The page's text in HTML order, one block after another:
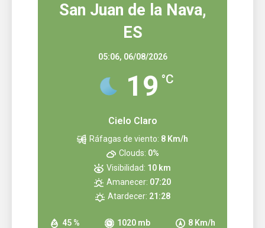
San Juan de la Nava,
ES
05:06, 06/08/2026
19 °C
Cielo Claro
45 % 1020 mb 8 Km/h
Ráfagas de viento: 8 Km/h
Clouds: 0%
Visibilidad: 10 km
Amanecer: 07:20
Atardecer: 21:28